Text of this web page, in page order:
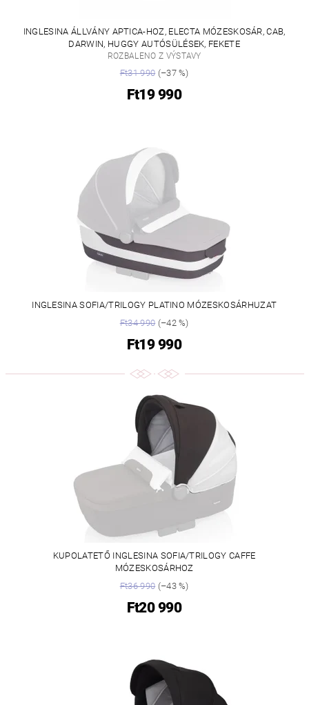
INGLESINA ÁLLVÁNY APTICA-HOZ, ELECTA MÓZESKOSÁR, CAB,
DARWIN, HUGGY AUTÓSÜLÉSEK, FEKETE
ROZBALENO Z VÝSTAVY
Ft31 990(–37 %)
Ft19 990
INGLESINA SOFIA/TRILOGY PLATINO MÓZESKOSÁRHUZAT
Ft34 990(–42 %)
Ft19 990
KUPOLATETŐ INGLESINA SOFIA/TRILOGY CAFFE
MÓZESKOSÁRHOZ
Ft36 990(–43 %)
Ft20 990